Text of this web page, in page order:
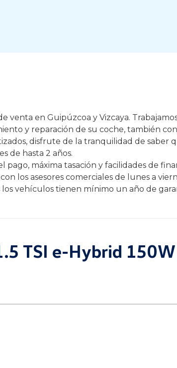
venta en Guipúzcoa y Vizcaya.
y reparación de su coche, también
disfrute de la tranquilidad de saber
de hasta 2 años.
máxima tasación y facilidades de
los asesores comerciales de lunes a
los vehículos tienen mínimo un año de
TSI e-Hybrid